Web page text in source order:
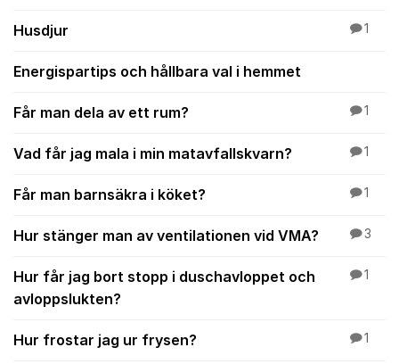
Husdjur 1
Energispartips och hållbara val i hemmet
Får man dela av ett rum? 1
Vad får jag mala i min matavfallskvarn? 1
Får man barnsäkra i köket? 1
Hur stänger man av ventilationen vid VMA? 3
Hur får jag bort stopp i duschavloppet och
avloppslukten?
1
Hur frostar jag ur frysen? 1